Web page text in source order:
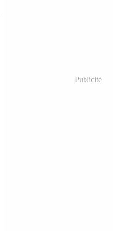
Publicité